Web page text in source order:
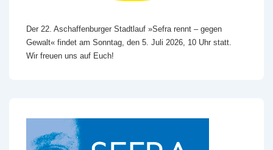
Der 22. Aschaffenburger Stadtlauf »Sefra rennt – gegen
Gewalt« findet am Sonntag, den 5. Juli 2026, 10 Uhr statt.
Wir freuen uns auf Euch!